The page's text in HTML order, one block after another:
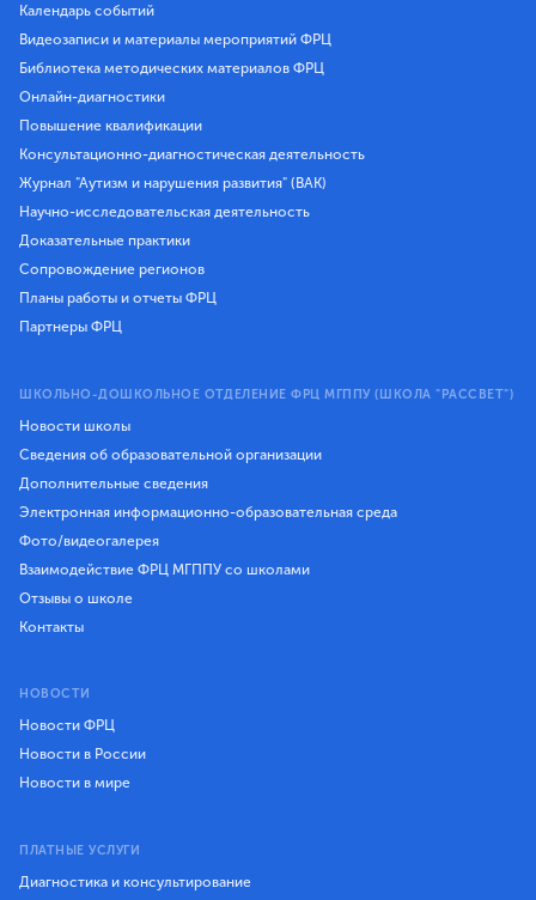
Календарь событий
Видеозаписи и материалы мероприятий ФРЦ
Библиотека методических материалов ФРЦ
Онлайн-диагностики
Повышение квалификации
Консультационно-диагностическая деятельность
Журнал "Аутизм и нарушения развития" (ВАК)
Научно-исследовательская деятельность
Доказательные практики
Сопровождение регионов
Планы работы и отчеты ФРЦ
Партнеры ФРЦ
ШКОЛЬНО-ДОШКОЛЬНОЕ ОТДЕЛЕНИЕ ФРЦ МГППУ (ШКОЛА "РАССВЕТ")
Новости школы
Сведения об образовательной организации
Дополнительные сведения
Электронная информационно-образовательная среда
Фото/видеогалерея
Взаимодействие ФРЦ МГППУ со школами
Отзывы о школе
Контакты
НОВОСТИ
Новости ФРЦ
Новости в России
Новости в мире
ПЛАТНЫЕ УСЛУГИ
Диагностика и консультирование